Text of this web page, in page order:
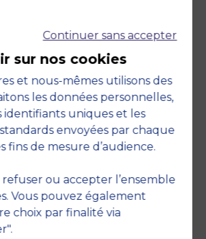
Continuer sans accepter
sur nos cookies
et nous-mêmes utilisons des
les données personnelles,
identifiants uniques et les
envoyées par chaque
fins de mesure d’audience.
ou accepter l’ensemble
Vous pouvez également
choix par finalité via